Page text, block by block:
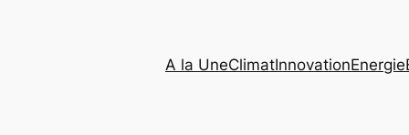
A la UneClimatInnovationEnergie